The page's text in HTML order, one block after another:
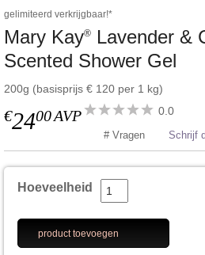
gelimiteerd verkrijgbaar!*
Mary Kay®
Lavender &
Scented Shower Gel
200g (basisprijs € 120 per 1 kg)
€2400AVP 0.0
# Vragen Schrijf
Hoeveelheid
product toevoegen